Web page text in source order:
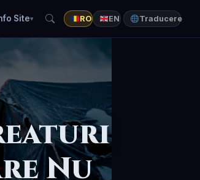
Site RO EN Traducere
Nu